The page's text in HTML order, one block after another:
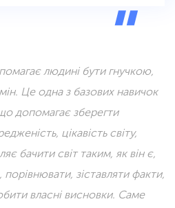
людині бути гнучкою,
Це одна з базових навичок
допомагає зберегти
цікавість світу,
бачити світ таким, як він є,
зіставляти факти,
власні висновки. Саме